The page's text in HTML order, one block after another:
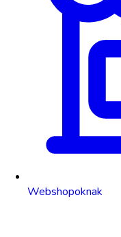
Webshopoknak